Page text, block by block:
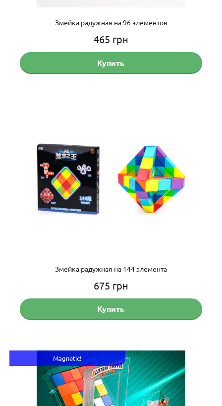
Змейка радужная на 96 элементов
465 грн
Купить
Змейка радужная на 144 элемента
675 грн
Купить
Magnetic!